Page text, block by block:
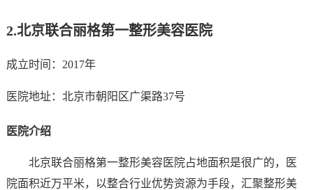
2.北京联合丽格第一整形美容医院
成立时间：2017年
医院地址：北京市朝阳区广渠路37号
医院介绍
北京联合丽格第一整形美容医院占地面积是很广的，医
院面积近万平米，以整合行业优势资源为手段，汇聚整形美